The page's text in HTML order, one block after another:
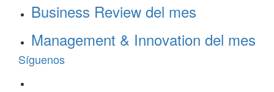
Business Review del mes
Management & Innovation del mes
Síguenos